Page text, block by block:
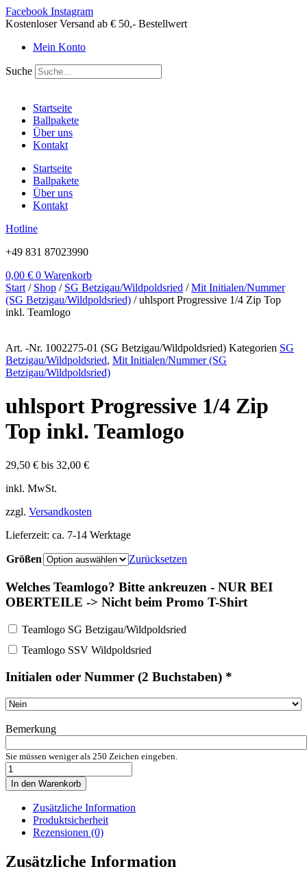
Zum
Inhalt
Facebook Instagram
Kostenloser Versand ab € 50,- Bestellwert
Mein Konto
Suche
Startseite
Ballpakete
Über uns
Kontakt
Startseite
Ballpakete
Über uns
Kontakt
Hotline
+49 831 87023990
0,00 € 0 Warenkorb
Start / Shop / SG Betzigau/Wildpoldsried /Mit Initialen/Nummer
(SG Betzigau/Wildpoldsried) / uhlsport Progressive 1/4 Zip Top
inkl. Teamlogo
Art. -Nr. 1002275-01 (SG Betzigau/Wildpoldsried) Kategorien SG
Betzigau/Wildpoldsried, Mit Initialen/Nummer (SG
Betzigau/Wildpoldsried)
uhlsport Progressive 1/4 Zip
Top inkl. Teamlogo
29,50 € bis 32,00 €
inkl. MwSt.
zzgl. Versandkosten
Lieferzeit: ca. 7-14 Werktage
Größen Zurücksetzen
Welches Teamlogo? Bitte ankreuzen - NUR BEI
OBERTEILE -> Nicht beim Promo T-Shirt
Teamlogo SG Betzigau/Wildpoldsried
Teamlogo SSV Wildpoldsried
Initialen oder Nummer (2 Buchstaben) *
Bemerkung
Sie müssen weniger als 250 Zeichen eingeben.
uhlsport
Progressive
1/4
inkl.
Menge
In den Warenkorb
Zusätzliche Information
Produktsicherheit
Rezensionen (0)
Zusätzliche Information